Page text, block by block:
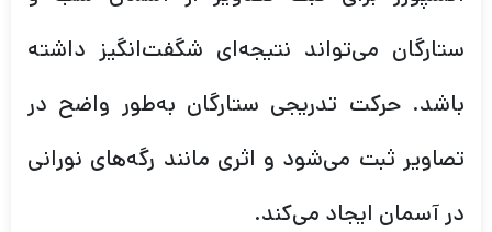
ستارگان می‌تواند نتیجه‌ای شگفت‌انگیز داشته
باشد. حرکت تدریجی ستارگان به‌طور واضح در
تصاویر ثبت می‌شود و اثری مانند رگه‌های نورانی
در آسمان ایجاد می‌کند.